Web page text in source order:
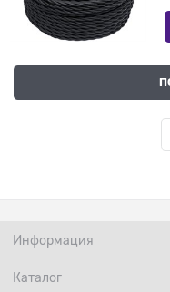
Информация
Каталог